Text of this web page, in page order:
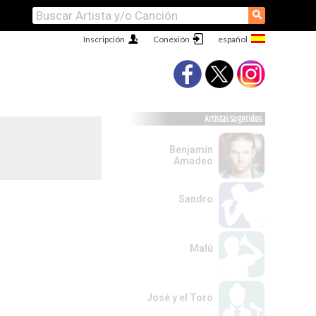
⚲
Conexión
Inscripción
Artistas Sugeridos
Benjamín
Amadeo
Sandro
Malú
José y el Toro